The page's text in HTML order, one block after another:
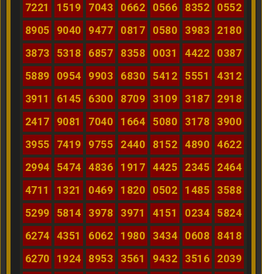
7221
1519 7043 0662 0566 8352
0552
8905
9040 9477 0817 0580 3983
2180
3873
5318 6857 8358 0031 4422
0387
5889
0954 9903 6830 5412 5551
4312
3911
6145 6300 8709 3109 3187
2918
2417
9081 7040 1664 5080 3178
3900
3955
7419 9755 2440 8152 4890
4622
2994
5474 4836 1917 4425 2345
2464
4711
1321 0469 1820 0502 1485
3588
5299
5814 3978 3971 4151 0234
5824
6274
4351 6062 1980 3434 0608
8418
6270
1924 8953 3561 9432 3516
2039